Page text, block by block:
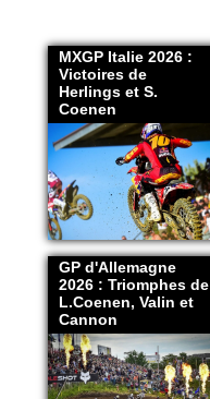
MXGP Italie 2026 :
Victoires de
Herlings et S.
Coenen
GP d'Allemagne
2026 : Triomphes de
L.Coenen, Valin et
Cannon